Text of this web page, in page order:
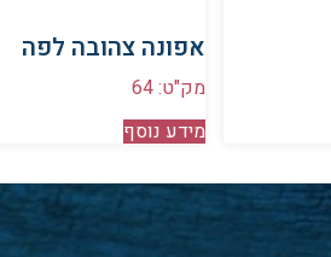
אפונה צהובה לפה
מק"ט: 64
מידע נוסף